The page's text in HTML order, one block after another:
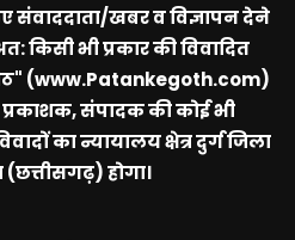
संवाददाता/खबर व विज्ञापन देने
किसी भी प्रकार की विवादित
(www.Patankegoth.com)
संपादक की कोई भी
का न्यायालय क्षेत्र दुर्ग जिला
(छत्तीसगढ़) होगा।